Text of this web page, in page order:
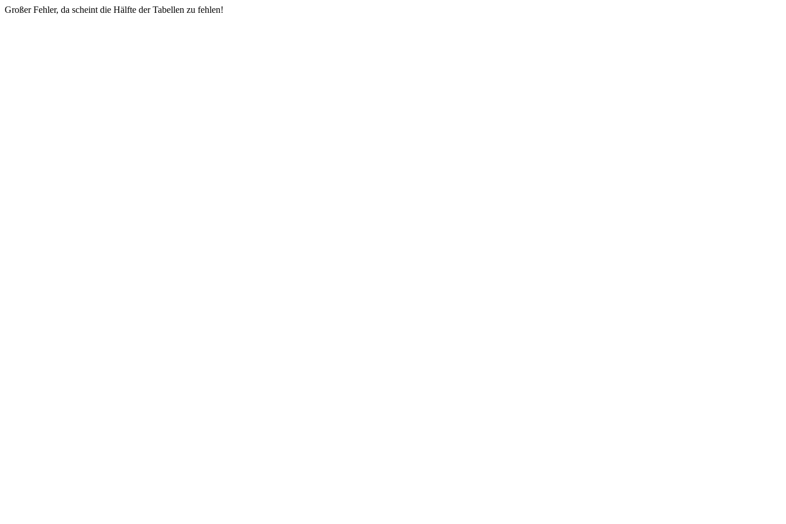
Großer Fehler, da scheint die Hälfte der Tabellen zu fehlen!